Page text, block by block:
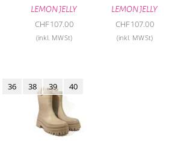
LEMON JELLY
CHF107.00
(inkl. MWSt)
LEMON JELLY
CHF107.00
(inkl. MWSt)
36 38 39 40